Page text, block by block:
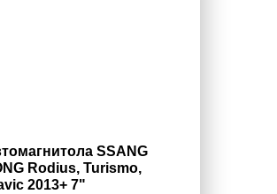
SSANG
Rodius, Turismo,
2013+ 7"